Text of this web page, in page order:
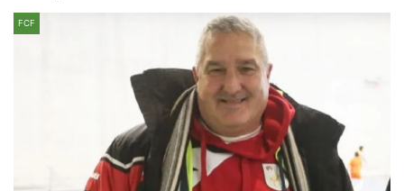
FCF